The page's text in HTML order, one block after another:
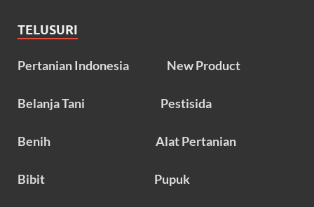
TELUSURI
Pertanian Indonesia New Product
Belanja Tani Pestisida
Benih Alat Pertanian
Bibit Pupuk